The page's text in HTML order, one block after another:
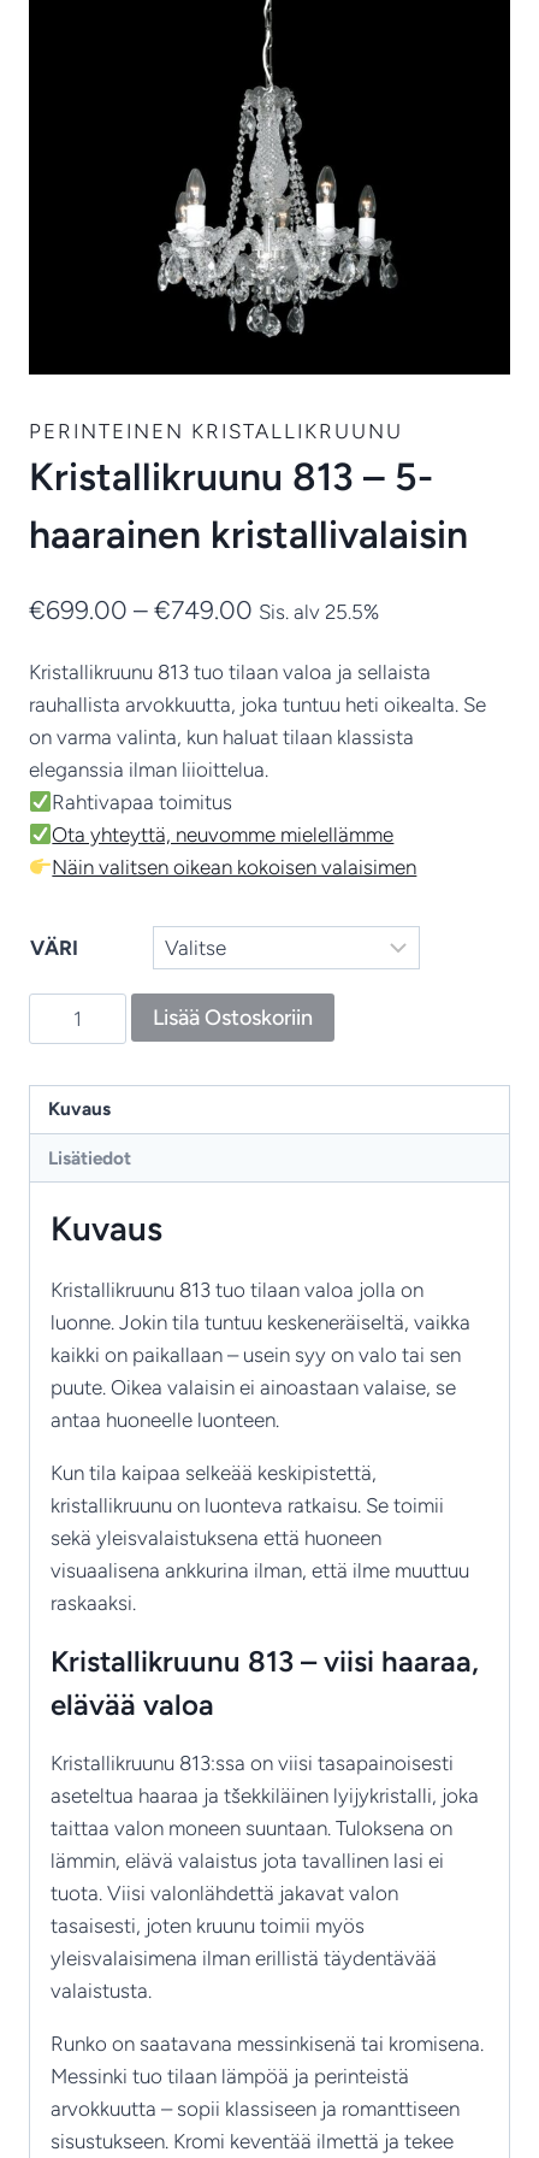
PERINTEINEN KRISTALLIKRUUNU
Kristallikruunu 813 – 5-
haarainen kristallivalaisin
€699.00 – €749.00 Hintaluokka:
-
€749.00
Sis. alv 25.5%
Kristallikruunu 813 tuo tilaan valoa ja sellaista
rauhallista arvokkuutta, joka tuntuu heti oikealta. Se
on varma valinta, kun haluat tilaan klassista
eleganssia ilman liioittelua.
Rahtivapaa toimitus
Ota yhteyttä, neuvomme mielellämme
Näin valitsen oikean kokoisen valaisimen
VÄRI
Kristallikruunu
813
haarainen
kristallivalaisin
Lisää Ostoskoriin
Kuvaus
Lisätiedot
Kuvaus
Kristallikruunu 813 tuo tilaan valoa jolla on
luonne. Jokin tila tuntuu keskeneräiseltä, vaikka
kaikki on paikallaan – usein syy on valo tai sen
puute. Oikea valaisin ei ainoastaan valaise, se
antaa huoneelle luonteen.
Kun tila kaipaa selkeää keskipistettä,
kristallikruunu on luonteva ratkaisu. Se toimii
sekä yleisvalaistuksena että huoneen
visuaalisena ankkurina ilman, että ilme muuttuu
raskaaksi.
Kristallikruunu 813 – viisi haaraa,
elävää valoa
Kristallikruunu 813:ssa on viisi tasapainoisesti
aseteltua haaraa ja tšekkiläinen lyijykristalli, joka
taittaa valon moneen suuntaan. Tuloksena on
lämmin, elävä valaistus jota tavallinen lasi ei
tuota. Viisi valonlähdettä jakavat valon
tasaisesti, joten kruunu toimii myös
yleisvalaisimena ilman erillistä täydentävää
valaistusta.
Runko on saatavana messinkisenä tai kromisena.
Messinki tuo tilaan lämpöä ja perinteistä
arvokkuutta – sopii klassiseen ja romanttiseen
sisustukseen. Kromi keventää ilmettä ja tekee